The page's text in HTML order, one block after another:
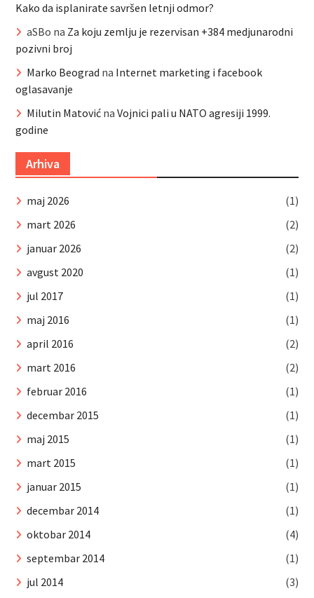
Kako da isplanirate savršen letnji odmor?
aSBo na Za koju zemlju je rezervisan +384 medjunarodni
pozivni broj
Marko Beograd na Internet marketing i facebook
oglasavanje
Milutin Matovićna Vojnici pali u NATO agresiji 1999.
godine
Arhiva
maj 2026
(1)
mart 2026
(2)
januar 2026
(2)
avgust 2020
(1)
jul 2017
(1)
maj 2016
(1)
april 2016
(2)
mart 2016
(2)
februar 2016
(1)
decembar 2015
(1)
maj 2015
(1)
mart 2015
(1)
januar 2015
(1)
decembar 2014
(1)
oktobar 2014
(4)
septembar 2014
(1)
jul 2014
(3)